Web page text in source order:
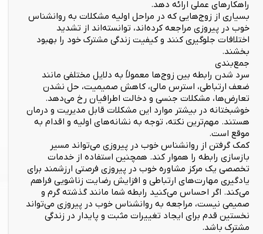
راهکارهای عملی ارائه دهد.
بسیاری از زوج‌هایی که در مراحل اولیه مشکلات به روانشناس
خوب در پیروزی مراجعه کرده‌اند، توانسته‌اند از تشدید
اختلافات جلوگیری کنند و کیفیت زندگی مشترک خود را بهبود
بخشند.
جمع‌بندی
سرد شدن رابطه بین زوج‌ها معمولاً به دلایل مختلفی مانند
ضعف ارتباطی، استرس مالی، کاهش صمیمیت، حل نشدن
تعارض‌ها، مشکلات جنسی و دخالت اطرافیان رخ می‌دهد.
خوشبختانه در بیشتر موارد این مشکلات قابل مدیریت و درمان
هستند. مهم‌ترین نکته، توجه به نشانه‌های اولیه و اقدام به
موقع است.
کمک گرفتن از روانشناس خوب در پیروزی می‌تواند مسیر
بازسازی رابطه را هموار کند. همچنین استفاده از خدمات
تخصصی یک مرکز مشاوره خوب در پیروزی فرصتی ارزشمند برای
یادگیری مهارت‌های ارتباطی و افزایش رضایت زناشویی فراهم
می‌کند. اگر احساس می‌کنید رابطه شما مانند گذشته گرم و
صمیمی نیست، مراجعه به روانشناس خوب در پیروزی می‌تواند
نخستین قدم برای ایجاد تغییرات مثبت و پایدار در زندگی
مشترک باشد.